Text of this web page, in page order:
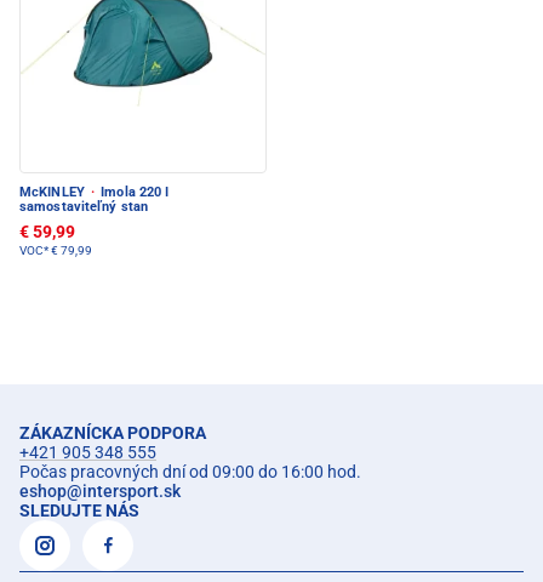
McKINLEY · Imola 220 I
samostaviteľný stan
€ 59,99
VOC*€ 79,99
ZÁKAZNÍCKA PODPORA
+421 905 348 555
Počas pracovných dní od 09:00 do 16:00 hod.
eshop@intersport.sk
SLEDUJTE NÁS